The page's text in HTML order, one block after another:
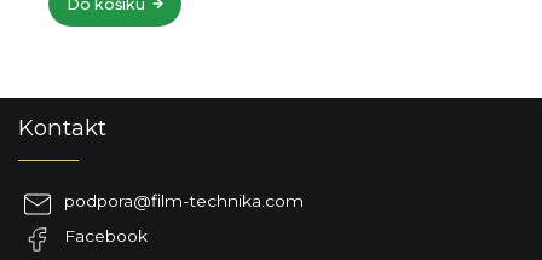
Do košíku
Kontakt
podpora@film-technika.com
Facebook